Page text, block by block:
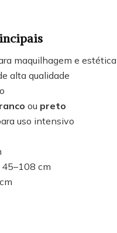
maquilhagem e estética
alta qualidade
ou preto
uso intensivo
cm